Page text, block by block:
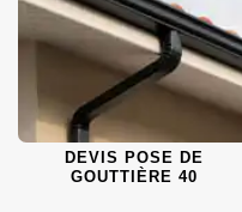
DEVIS POSE DE
GOUTTIÈRE 40